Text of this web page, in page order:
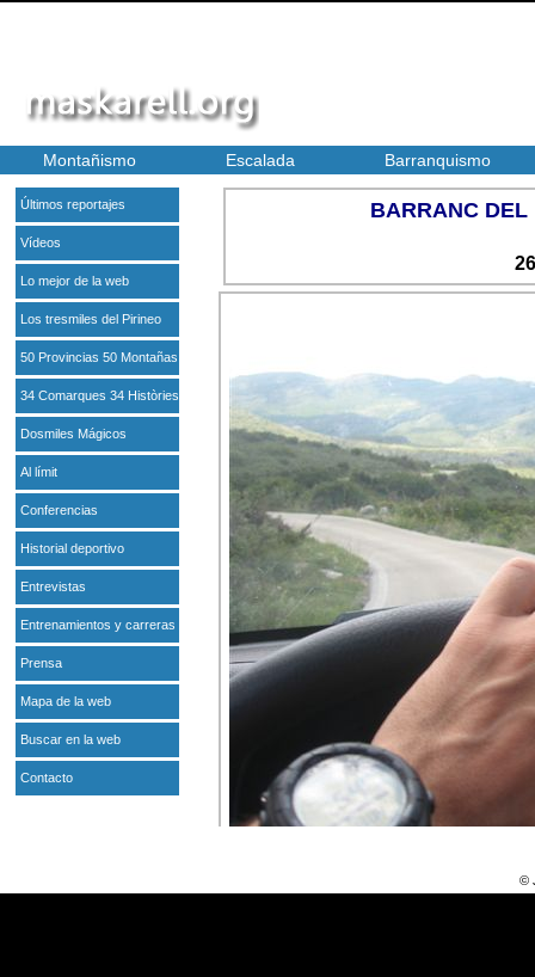
Montañismo Escalada Barranquismo
Últimos reportajes
Vídeos
Lo mejor de la web
Los tresmiles del Pirineo
50 Provincias 50 Montañas
34 Comarques 34 Històries
Dosmiles Mágicos
Al límit
Conferencias
Historial deportivo
Entrevistas
Entrenamientos y carreras
Prensa
Mapa de la web
Buscar en la web
Contacto
BARRANC DEL
©